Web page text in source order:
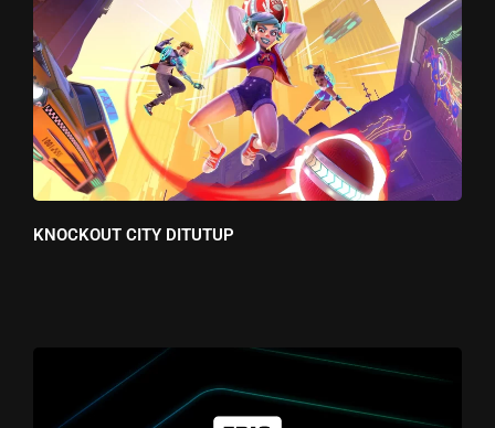
KNOCKOUT CITY DITUTUP